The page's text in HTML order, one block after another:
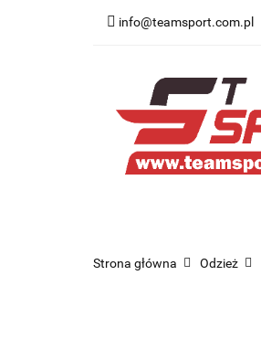
info@teamsport.com.pl
Strona główna Odzież